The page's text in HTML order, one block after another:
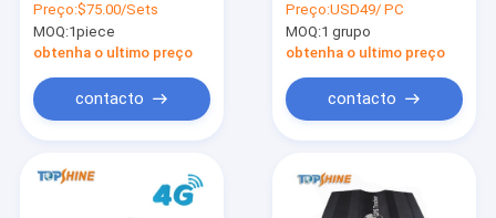
combustível do
botão do peso Rs485
RS232
Preço:$75.00/Sets
MOQ:1piece
obtenha o ultimo preço
contacto
caminhão do carro
com anti roubo do
alarme esperto do
Preço:USD49/ PC
MOQ:1 grupo
obtenha o ultimo preço
contacto